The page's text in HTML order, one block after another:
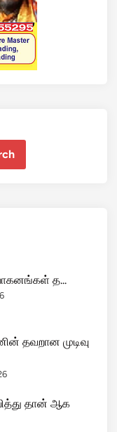
வாகனங்கள் த...
தவறான முடிவு
தான் ஆக